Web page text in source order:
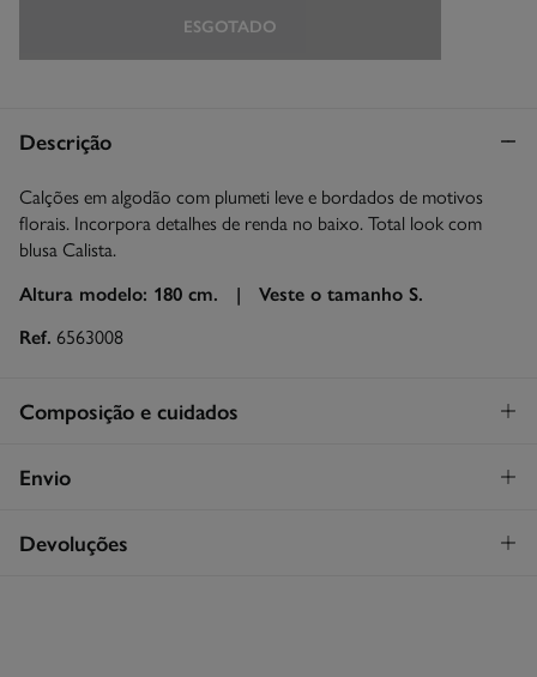
ESGOTADO
Descrição
Calções em algodão com plumeti leve e bordados de motivos
florais. Incorpora detalhes de renda no baixo. Total look com
blusa Calista.
Altura modelo: 180 cm. | Veste o tamanho S.
Ref. 6563008
Composição e cuidados
Composição
Cuidados
Envio
STANDARD
Devoluções